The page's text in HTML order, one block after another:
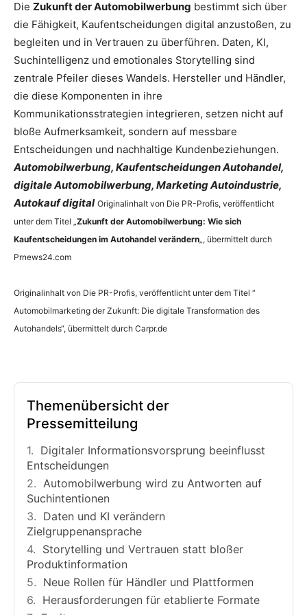
Die Zukunft der Automobilwerbung bestimmt sich über
die Fähigkeit, Kaufentscheidungen digital anzustoßen, zu
begleiten und in Vertrauen zu überführen. Daten, KI,
Suchintelligenz und emotionales Storytelling sind
zentrale Pfeiler dieses Wandels. Hersteller und Händler,
die diese Komponenten in ihre
Kommunikationsstrategien integrieren, setzen nicht auf
bloße Aufmerksamkeit, sondern auf messbare
Entscheidungen und nachhaltige Kundenbeziehungen.
Automobilwerbung, Kaufentscheidungen Autohandel,
digitale Automobilwerbung, Marketing Autoindustrie,
Autokauf digital Originalinhalt von Die PR-Profis, veröffentlicht
unter dem Titel „ Zukunft der Automobilwerbung: Wie sich
Kaufentscheidungen im Autohandel verändern „, übermittelt durch
Prnews24.com
Originalinhalt von Die PR-Profis, veröffentlicht unter dem Titel “
Automobilmarketing der Zukunft: Die digitale Transformation des
Autohandels“, übermittelt durch Carpr.de
Themenübersicht der
Pressemitteilung
Digitaler Informationsvorsprung beeinflusst
Entscheidungen
Automobilwerbung wird zu Antworten auf
Suchintentionen
Daten und KI verändern
Zielgruppenansprache
Storytelling und Vertrauen statt bloßer
Produktinformation
Neue Rollen für Händler und Plattformen
Herausforderungen für etablierte Formate